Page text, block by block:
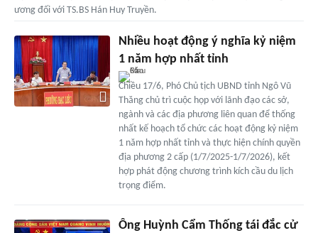
ương đối với TS.BS Hán Huy Truyền.
Nhiều hoạt động ý nghĩa kỷ niệm
1 năm hợp nhất tỉnh
Chiều 17/6, Phó Chủ tịch UBND tỉnh Ngô Vũ
Thăng chủ trì cuộc họp với lãnh đạo các sở,
ngành và các địa phương liên quan để thống
nhất kế hoạch tổ chức các hoạt động kỷ niệm
1 năm hợp nhất tỉnh và thực hiện chính quyền
địa phương 2 cấp (1/7/2025-1/7/2026), kết
hợp phát động chương trình kích cầu du lịch
trọng điểm.
Ông Huỳnh Cẩm Thống tái đắc cử